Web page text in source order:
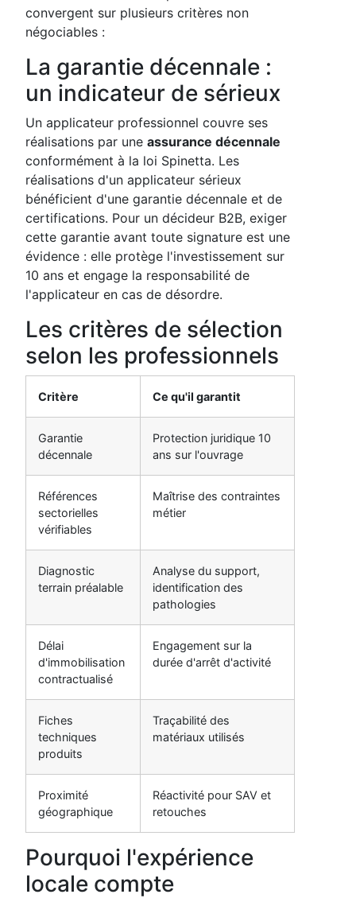
convergent sur plusieurs critères non
négociables :
La garantie décennale :
un indicateur de sérieux
Un applicateur professionnel couvre ses
réalisations par une assurance décennale
conformément à la loi Spinetta. Les
réalisations d'un applicateur sérieux
bénéficient d'une garantie décennale et de
certifications. Pour un décideur B2B, exiger
cette garantie avant toute signature est une
évidence : elle protège l'investissement sur
10 ans et engage la responsabilité de
l'applicateur en cas de désordre.
Les critères de sélection
selon les professionnels
Critère Ce qu'il garantit
Garantie
décennale
Protection juridique 10
ans sur l'ouvrage
Références
sectorielles
vérifiables
Maîtrise des contraintes
métier
Diagnostic
terrain préalable
Analyse du support,
identification des
pathologies
Délai
d'immobilisation
contractualisé
Engagement sur la
durée d'arrêt d'activité
Fiches
techniques
produits
Traçabilité des
matériaux utilisés
Proximité
géographique
Réactivité pour SAV et
retouches
Pourquoi l'expérience
locale compte